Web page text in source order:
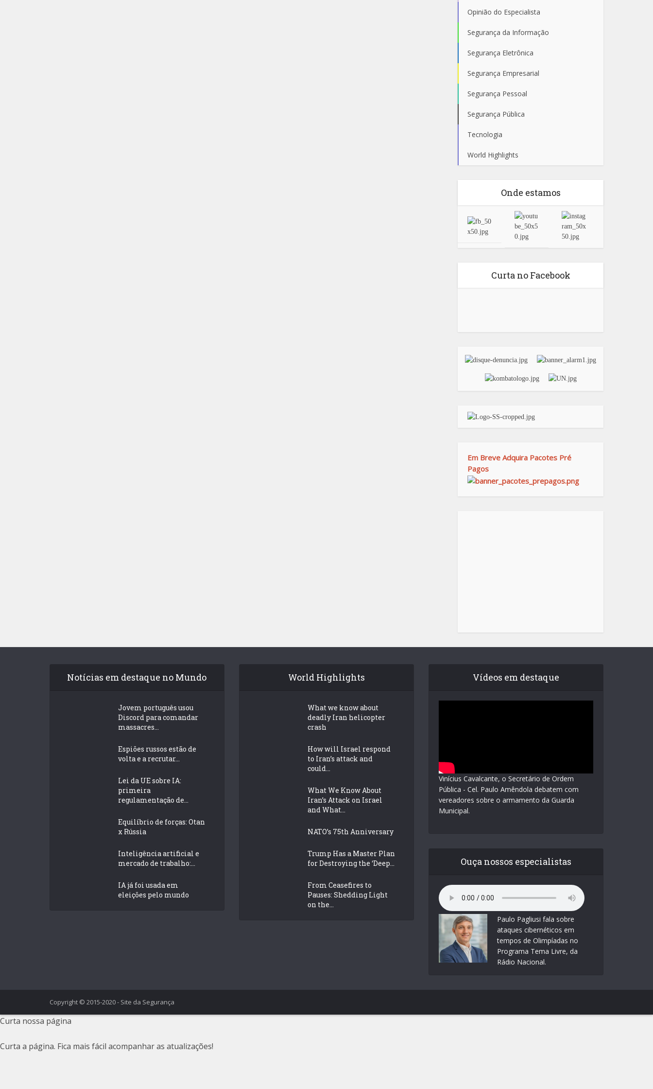
Opinião do Especialista
Segurança da Informação
Segurança Eletrônica
Segurança Empresarial
Segurança Pessoal
Segurança Pública
Tecnologia
World Highlights
Onde estamos
Curta no Facebook
Em Breve Adquira Pacotes Pré
Pagos
Notícias em destaque no Mundo
Jovem português usou
Discord para comandar
massacres...
Espiões russos estão de
volta e a recrutar...
Lei da UE sobre IA:
primeira
regulamentação de...
Equilíbrio de forças: Otan
x Rússia
Inteligência artificial e
mercado de trabalho:...
IA já foi usada em
eleições pelo mundo
World Highlights
What we know about
deadly Iran helicopter
crash
How will Israel respond
to Iran’s attack and
could...
What We Know About
Iran’s Attack on Israel
and What...
NATO’s 75th Anniversary
Trump Has a Master Plan
for Destroying the ‘Deep...
From Ceasefires to
Pauses: Shedding Light
on the...
Vídeos em destaque
Vinícius Cavalcante, o Secretário de Ordem
Pública - Cel. Paulo Amêndola debatem com
vereadores sobre o armamento da Guarda
Municipal.
Ouça nossos especialistas
Paulo Pagliusi fala sobre
ataques cibernéticos em
tempos de Olimpíadas no
Programa Tema Livre, da
Rádio Nacional.
Copyright © 2015-2020 - Site da Segurança
Curta nossa página
Curta a página. Fica mais fácil acompanhar as atualizações!